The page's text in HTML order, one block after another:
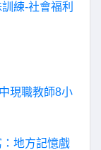
練-社會福利
現職教師8小
地方記憶戲